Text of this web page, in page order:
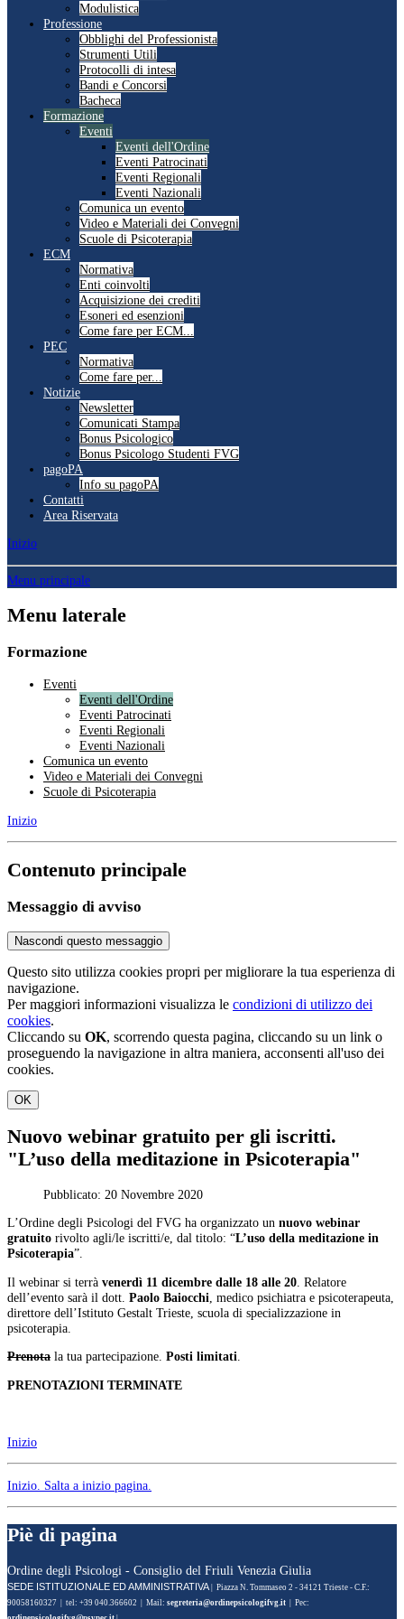
Modulistica
Professione
Obblighi del Professionista
Strumenti Utili
Protocolli di intesa
Bandi e Concorsi
Bacheca
Formazione
Eventi
Eventi dell'Ordine
Eventi Patrocinati
Eventi Regionali
Eventi Nazionali
Comunica un evento
Video e Materiali dei Convegni
Scuole di Psicoterapia
ECM
Normativa
Enti coinvolti
Acquisizione dei crediti
Esoneri ed esenzioni
Come fare per ECM...
PEC
Normativa
Come fare per...
Notizie
Newsletter
Comunicati Stampa
Bonus Psicologico
Bonus Psicologo Studenti FVG
pagoPA
Info su pagoPA
Contatti
Area Riservata
Inizio
Menu principale
Menu laterale
Formazione
Eventi
Eventi dell'Ordine
Eventi Patrocinati
Eventi Regionali
Eventi Nazionali
Comunica un evento
Video e Materiali dei Convegni
Scuole di Psicoterapia
Inizio
Contenuto principale
Messaggio di avviso
Nascondi questo messaggio
Questo sito utilizza cookies propri per migliorare la tua esperienza di
navigazione.
Per maggiori informazioni visualizza le condizioni di utilizzo dei
cookies.
Cliccando su OK, scorrendo questa pagina, cliccando su un link o
proseguendo la navigazione in altra maniera, acconsenti all'uso dei
cookies.
OK
Nuovo webinar gratuito per gli iscritti.
"L’uso della meditazione in Psicoterapia"
Pubblicato: 20 Novembre 2020
L’Ordine degli Psicologi del FVG ha organizzato un nuovo webinar
gratuito rivolto agli/le iscritti/e, dal titolo: “L’uso della meditazione in
Psicoterapia”.
Il webinar si terrà venerdì 11 dicembre dalle 18 alle 20 . Relatore
dell’evento sarà il dott. Paolo Baiocchi , medico psichiatra e psicoterapeuta,
direttore dell’Istituto Gestalt Trieste, scuola di specializzazione in
psicoterapia.
Prenota la tua partecipazione. Posti limitati.
PRENOTAZIONI TERMINATE
Inizio
Inizio . Salta a inizio pagina.
Piè di pagina
Ordine degli Psicologi - Consiglio del Friuli Venezia Giulia
SEDE ISTITUZIONALE ED AMMINISTRATIVA
| Piazza N. Tommaseo 2 - 34121 Trieste - C.F.:
90058160327 | tel: +39 040.366602 | Mail:
| Pec: